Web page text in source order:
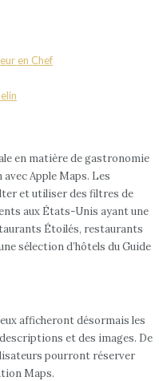
en Chef
en matière de gastronomie
Apple Maps. Les
et utiliser des filtres de
aux États-Unis ayant une
Étoilés, restaurants
sélection d’hôtels du Guide
afficheront désormais les
et des images. De
pourront réserver
Maps.